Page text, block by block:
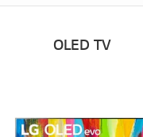
OLED TV